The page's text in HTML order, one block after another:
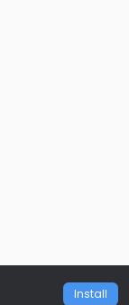
Install